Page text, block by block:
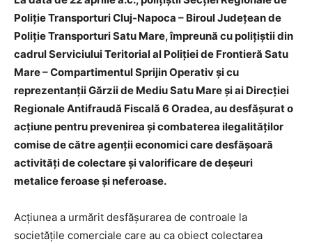
Poliție Transporturi Cluj-Napoca – Biroul Județean de
Poliție Transporturi Satu Mare, împreună cu polițiștii din
cadrul Serviciului Teritorial al Poliției de Frontieră Satu
Mare – Compartimentul Sprijin Operativ și cu
reprezentanții Gărzii de Mediu Satu Mare și ai Direcției
Regionale Antifraudă Fiscală 6 Oradea, au desfășurat o
acțiune pentru prevenirea și combaterea ilegalităților
comise de către agenții economici care desfășoară
activități de colectare și valorificare de deșeuri
metalice feroase și neferoase.
Acțiunea a urmărit desfășurarea de controale la
societățile comerciale care au ca obiect colectarea